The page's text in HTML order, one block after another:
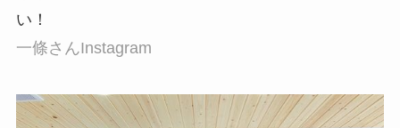
い！
一條さんInstagram